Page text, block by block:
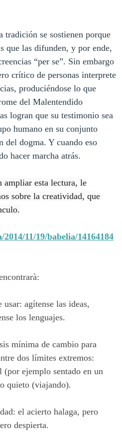
tradición se sostienen porque
que las difunden, y por ende,
“per se”. Sin embargo
crítico de personas interprete
produciéndose lo que
del Malentendido
logran que su testimonio sea
humano en su conjunto
del dogma. Y cuando eso
hacer marcha atrás.
ampliar esta lectura, le
sobre la creatividad, que
11/19/babelia/14164184
usar: agítense las ideas,
los lenguajes.
mínima de cambio para
dos límites extremos:
ejemplo sentado en un
quieto (viajando).
el acierto halaga, pero
despierta.